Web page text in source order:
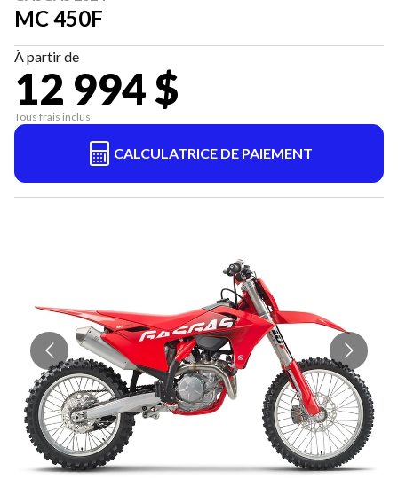
MC 450F
À partir de
12 994 $
Tous frais inclus
CALCULATRICE DE PAIEMENT